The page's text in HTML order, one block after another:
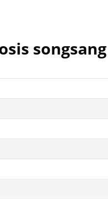
songsang